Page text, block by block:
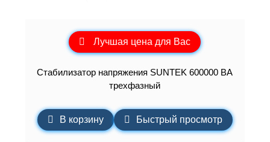
Лучшая цена для Вас
Стабилизатор напряжения SUNTEK 600000 ВА
трехфазный
В корзину Быстрый просмотр